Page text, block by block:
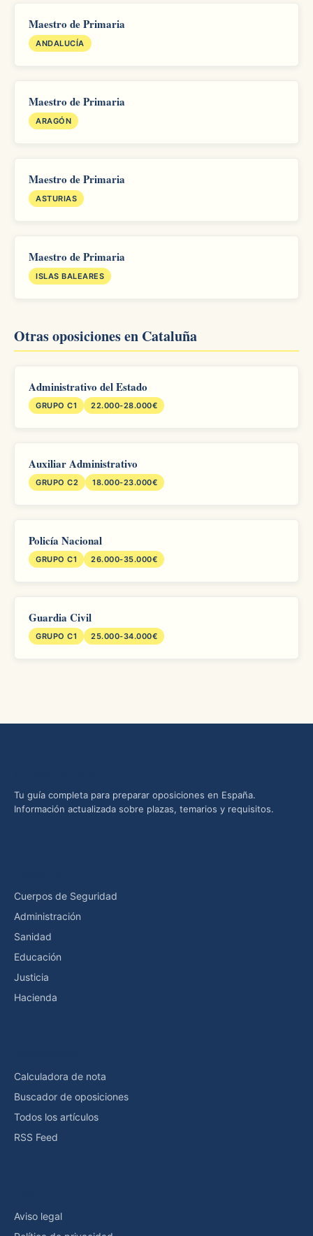
Maestro de Primaria
ANDALUCÍA
Maestro de Primaria
ARAGÓN
Maestro de Primaria
ASTURIAS
Maestro de Primaria
ISLAS BALEARES
Otras oposiciones en Cataluña
Administrativo del Estado
GRUPO C1 22.000-28.000€
Auxiliar Administrativo
GRUPO C2 18.000-23.000€
Policía Nacional
GRUPO C1 26.000-35.000€
Guardia Civil
GRUPO C1 25.000-34.000€
Tu guía completa para preparar oposiciones en España.
Información actualizada sobre plazas, temarios y requisitos.
Cuerpos de Seguridad
Administración
Sanidad
Educación
Justicia
Hacienda
Calculadora de nota
Buscador de oposiciones
Todos los artículos
RSS Feed
Aviso legal